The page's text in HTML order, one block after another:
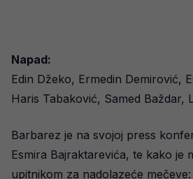
Napad:
Edin Džeko, Ermedin Demirović,
Haris Tabaković, Samed Baždar,
Barbarez je na svojoj press
Esmira Bajraktarevića, te kako je
upitnikom za nadolazeće mečeve: